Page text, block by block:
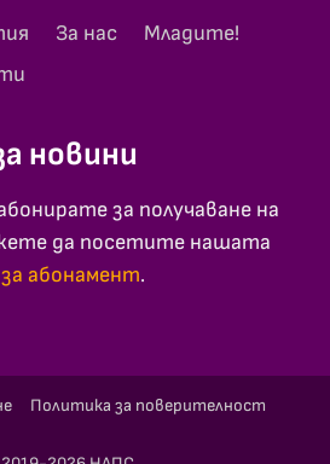
За нас
Младите!
новини
за получаване на
да посетите нашата
за абонамент.
Политика за поверителност